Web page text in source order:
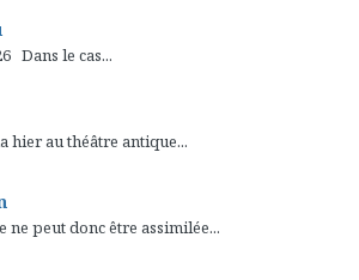
Dans le cas...
hier au théâtre antique...
ne peut donc être assimilée...